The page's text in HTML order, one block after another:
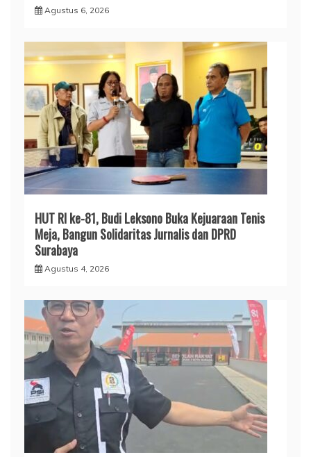
Agustus 6, 2026
HUT RI ke-81, Budi Leksono Buka Kejuaraan Tenis
Meja, Bangun Solidaritas Jurnalis dan DPRD
Surabaya
Agustus 4, 2026